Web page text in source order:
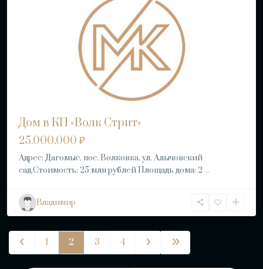
Дом в КП «Волк Стрит»
25.000.000 ₽
Адрес: Дагомыс, пос. Волковка, ул. Алычовский
сад,Стоимость: 25 млн рублей Площадь дома: 2 ...
Владимир
1 2 3 4